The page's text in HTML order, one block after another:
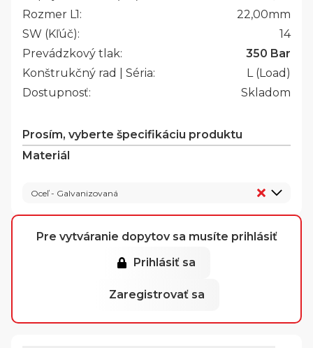
Rozmer L1:
22,00mm
SW (Kľúč):
14
Prevádzkový tlak:
350 Bar
Konštrukčný rad | Séria:
L (Load)
Dostupnosť:
Skladom
Prosím, vyberte špecifikáciu produktu
Materiál
Oceľ - Galvanizovaná
Pre vytváranie dopytov sa musíte prihlásiť
Prihlásiť sa
Zaregistrovať sa